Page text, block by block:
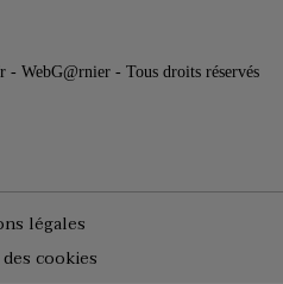
WebG@rnier - Tous droits réservés
légales
cookies